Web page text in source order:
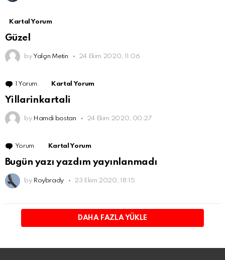
Kartal Yorum
Güzel
by Yalçın Metin 24 Ekim 2020, 11:06
1 Yorum Kartal Yorum
Yillarinkartali
by Hamdi bostan 24 Ekim 2020, 00:27
Yorum Kartal Yorum
Bugün yazı yazdım yayınlanmadı
by Roybrady 23 Ekim 2020, 18:15
DAHA FAZLA YÜKLE